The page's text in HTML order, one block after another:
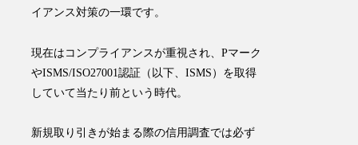
イアンス対策の一環です。
現在はコンプライアンスが重視され、Pマーク
やISMS/ISO27001認証（以下、ISMS）を取得
していて当たり前という時代。
新規取り引きが始まる際の信用調査では必ず